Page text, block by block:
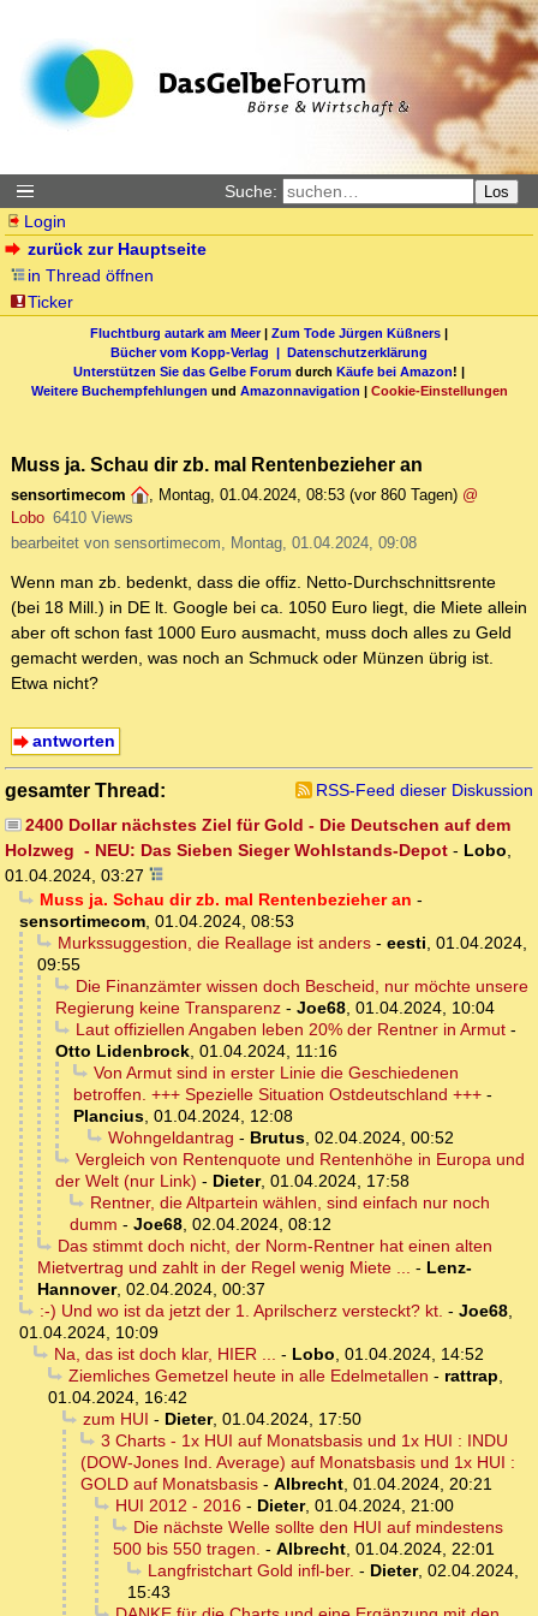
Suche: Los
Login
zurück zur Hauptseite
in Thread öffnen
Ticker
Fluchtburg autark am Meer| Zum Tode Jürgen Küßners |
Bücher vom Kopp-Verlag | Datenschutzerklärung
Unterstützen Sie das Gelbe Forum durch Käufe bei Amazon! |
Weitere Buchempfehlungen und Amazonnavigation | Cookie-Einstellungen
Muss ja. Schau dir zb. mal Rentenbezieher an
sensortimecom , Montag, 01.04.2024, 08:53 (vor 860 Tagen) @
Lobo 6410 Views
bearbeitet von sensortimecom, Montag, 01.04.2024, 09:08
Wenn man zb. bedenkt, dass die offiz. Netto-Durchschnittsrente
(bei 18 Mill.) in DE lt. Google bei ca. 1050 Euro liegt, die Miete allein
aber oft schon fast 1000 Euro ausmacht, muss doch alles zu Geld
gemacht werden, was noch an Schmuck oder Münzen übrig ist.
Etwa nicht?
antworten
gesamter Thread:
RSS-Feed dieser Diskussion
2400 Dollar nächstes Ziel für Gold - Die Deutschen auf dem
Holzweg - NEU: Das Sieben Sieger Wohlstands-Depot - Lobo,
01.04.2024, 03:27
Muss ja. Schau dir zb. mal Rentenbezieher an -
sensortimecom, 01.04.2024, 08:53
Murkssuggestion, die Reallage ist anders- eesti, 01.04.2024,
09:55
Die Finanzämter wissen doch Bescheid, nur möchte unsere
Regierung keine Transparenz - Joe68, 01.04.2024, 10:04
Laut offiziellen Angaben leben 20% der Rentner in Armut-
Otto Lidenbrock, 01.04.2024, 11:16
Von Armut sind in erster Linie die Geschiedenen
betroffen. +++ Spezielle Situation Ostdeutschland +++ -
Plancius, 01.04.2024, 12:08
Wohngeldantrag - Brutus, 02.04.2024, 00:52
Vergleich von Rentenquote und Rentenhöhe in Europa und
der Welt (nur Link) - Dieter, 01.04.2024, 17:58
Rentner, die Altpartein wählen, sind einfach nur noch
dumm - Joe68, 02.04.2024, 08:12
Das stimmt doch nicht, der Norm-Rentner hat einen alten
Mietvertrag und zahlt in der Regel wenig Miete ... - Lenz-
Hannover, 02.04.2024, 00:37
:-) Und wo ist da jetzt der 1. Aprilscherz versteckt? kt. - Joe68,
01.04.2024, 10:09
Na, das ist doch klar, HIER ... - Lobo, 01.04.2024, 14:52
Ziemliches Gemetzel heute in alle Edelmetallen - rattrap,
01.04.2024, 16:42
zum HUI - Dieter, 01.04.2024, 17:50
3 Charts - 1x HUI auf Monatsbasis und 1x HUI : INDU
(DOW-Jones Ind. Average) auf Monatsbasis und 1x HUI :
GOLD auf Monatsbasis - Albrecht, 01.04.2024, 20:21
HUI 2012 - 2016- Dieter, 01.04.2024, 21:00
Die nächste Welle sollte den HUI auf mindestens
500 bis 550 tragen. - Albrecht, 01.04.2024, 22:01
Langfristchart Gold infl-ber. - Dieter, 02.04.2024,
15:43